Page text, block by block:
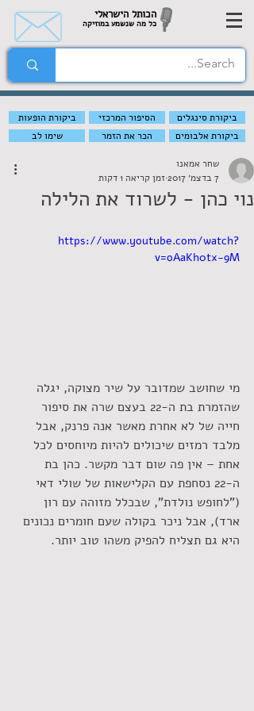
הכותל הישראלי
כל מה שנשמע במוזיקה
ביקורת הופעות הסיפור המרכזי
ביקורת סינגלים
שימו לב
הכר את הזמר ביקורת אלבומים
נוי כהן - לשרוד את הלילה
שחר אמאנו
7 בדצמ׳ 2017
זמן קריאה 1 דקות
https://www.youtube.com/watch?
v=oAaKh0tx-9M
מי שחושב שמדובר על שיר מצוקה, יגלה
שהזמרת בת ה-22 בעצם שרה את סיפור
חייה של לא אחרת מאשר אנה פרנק, אבל
מלבד רמזים שיכולים להיות מיוחסים לכל
אחת – אין פה שום דבר מקשר. כהן בת
ה-22 נסחפת עם הקלישאות של שולי דאי
("לחופש נולדת", שבכלל מזוהה עם רון
ארד), אבל ניכר בקולה שעם חומרים נכונים
היא גם תצליח להפיק משהו טוב יותר.